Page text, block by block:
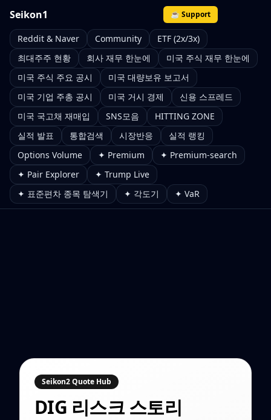
Seikon1 ☕ Support
Reddit & Naver Community
ETF (2x/3x)
최대주주 현황
회사 재무 한눈에
미국 주식 재무 한눈에
미국 주식 주요 공시
미국 대량보유 보고서
미국 기업 주총 공시
미국 거시 경제
신용 스프레드
미국 국고채 재매입
SNS모음
HITTING ZONE
실적 발표
통합검색 시장반응
실적 랭킹
Options Volume
✦ Premium
✦ Premium-search
✦ Pair Explorer
✦ Trump Live
✦ 표준편차 종목 탐색기
✦ 각도기 ✦ VaR
Seikon2 Quote Hub
DIG 리스크 스토리